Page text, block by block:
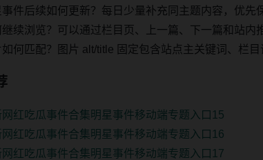
事件后续如何更新？每日少量补充同主题内容，优先
继续浏览？可以通过栏目页、上一篇、下一篇和站内
如何匹配？图片 alt/title 固定包含站点主关键词、栏目
网红吃瓜事件合集明星事件移动端专题入口15
网红吃瓜事件合集明星事件移动端专题入口16
网红吃瓜事件合集明星事件移动端专题入口17